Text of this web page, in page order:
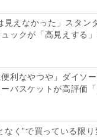
見えなかった」スタン
ックが「高見えする
便利なやつや」ダイソ
バスケットが高評価
なく”で買っている限